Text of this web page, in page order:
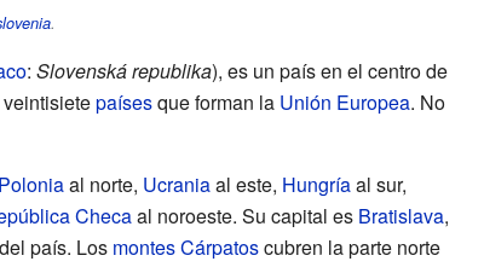
.
: Slovenská republika), es un país en el centro de
paísesque forman la Unión Europea. No
Poloniaal norte, Ucraniaal este, Hungríaal sur,
Checaal noroeste. Su capital es Bratislava,
país. Los montes Cárpatoscubren la parte norte